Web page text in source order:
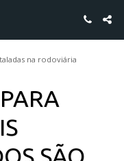
na rodoviária
SÃO